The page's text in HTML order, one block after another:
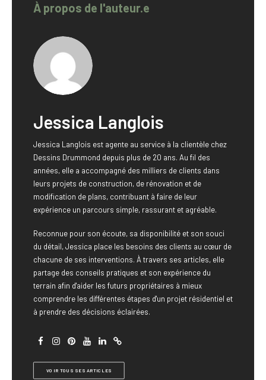
À propos de l'auteur.e
Jessica Langlois
Jessica Langlois est agente au service à la clientèle chez
Dessins Drummond depuis plus de 20 ans. Au fil des
années, elle a accompagné des milliers de clients dans
leurs projets de construction, de rénovation et de
modification de plans, contribuant à faire de leur
expérience un parcours simple, rassurant et agréable.
Reconnue pour son écoute, sa disponibilité et son souci
du détail, Jessica place les besoins des clients au cœur de
chacune de ses interventions. À travers ses articles, elle
partage des conseils pratiques et son expérience du
terrain afin d'aider les futurs propriétaires à mieux
comprendre les différentes étapes d'un projet résidentiel et
à prendre des décisions éclairées.
VOIR TOUS SES ARTICLES